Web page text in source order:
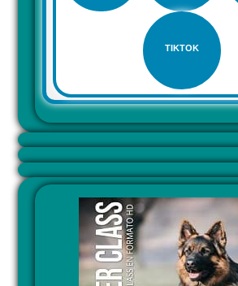
TIKTOK